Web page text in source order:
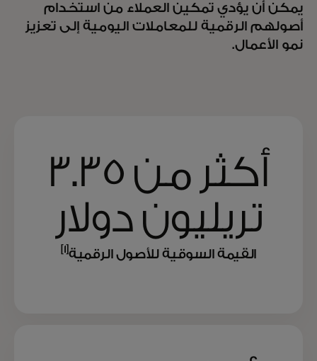
يمكن أن يؤدي تمكين العملاء من استخدام
أصولهم الرقمية للمعاملات اليومية إلى تعزيز
نمو الأعمال.
أكثر من 3.35
تريليون دولار
القيمة السوقية للأصول الرقمية[1]